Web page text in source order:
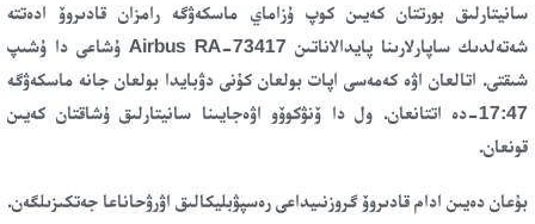
سانيتارلىق بورتتان كەيىن كوپ ۇزاماي ماسكەۋگە رامزان قادىروۆ ادەتتە
شەتەلدىك ساپارلارىنا پايدالاناتىن Airbus RA-73417 ۇشاعى دا ۇشىپ
شىقتى. اتالعان اۋە كەمەسى اپات بولعان كۇنى دۋبايدا بولعان جانە ماسكەۋگە
17:47-دە اتتانعان. ول دا ۆنۋكوۆو اۋەجايىنا سانيتارلىق ۇشاقتان كەيىن
قونعان.
بۇعان دەيىن ادام قادىروۆ گروزنىيداعى رەسپۋبليكالىق اۋرۋحاناعا جەتكىزىلگەن.